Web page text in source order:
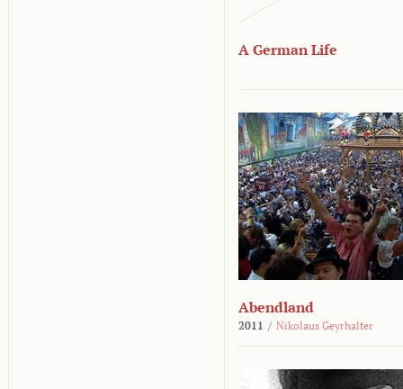
A German Life
Abendland
2011 / Nikolaus Geyrhalter